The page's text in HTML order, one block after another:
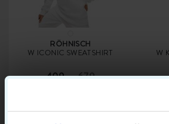
RÖHNISCH
W ICONIC SWEATSHIRT
409,- 679
W